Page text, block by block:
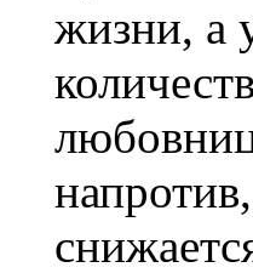
жизни, а